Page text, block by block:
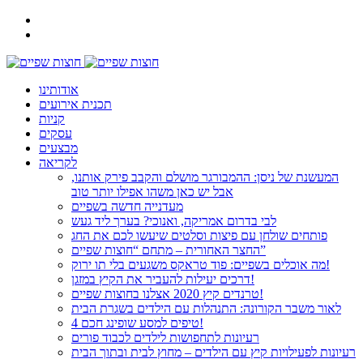
אודותינו
תכנית אירועים
קניות
עסקים
מבצעים
לקריאה
המעשנת של ניסן: ההמבורגר מושלם והקבב פירק אותנו,
אבל יש כאן משהו אפילו יותר טוב
מעדנייה חדשה בשפיים
לבי בדרום אמריקה, ואנוכי? בערך ליד געש
פותחים שולחן עם פיצות וסלטים שיעשו לכם את החג
החצר האחורית – מתחם “חוצות שפיים”
מה אוכלים בשפיים: פוד טראקס משגעים בלי תו ירוק!
דרכים יעילות להעביר את הקיץ במזגן!
טרנדים קיץ 2020 אצלנו בחוצות שפיים!
לאור משבר הקורונה: התנהלות עם הילדים בשגרת הבית
4 טיפים למסע שופינג חכם!
רעיונות לתחפושות לילדים לכבוד פורים
רעיונות לפעילויות קיץ עם הילדים – מחוץ לבית ובתוך הבית